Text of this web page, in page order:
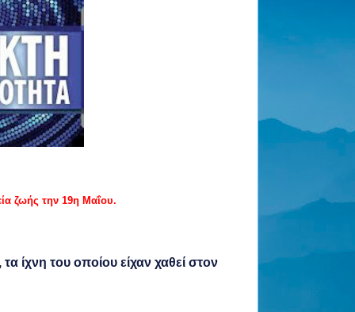
ζωής την 19η Μαΐου.
ίχνη του οποίου είχαν χαθεί στον